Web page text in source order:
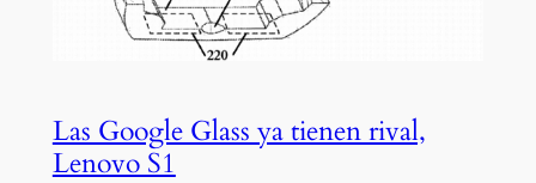
Las Google Glass ya tienen rival,
Lenovo S1